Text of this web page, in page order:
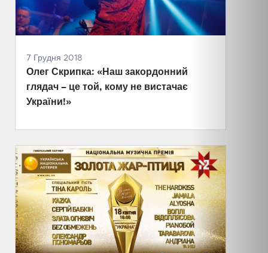
7 Грудня 2018
Олег Скрипка: «Наш закордонний
глядач – це той, кому не вистачає
України!»